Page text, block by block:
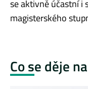
se aktivně účastní
magisterského
Co se děje